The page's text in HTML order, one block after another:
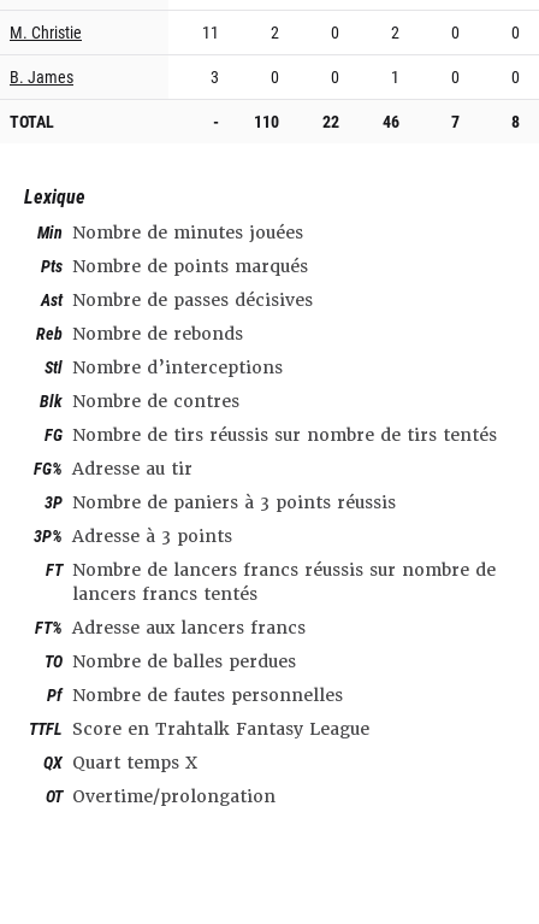
M. Christie
11 2 0 2 0
0
B. James
3 0 0 1 0
0
TOTAL
- 110 22 46 7 8
Lexique
Min Nombre de minutes jouées
Pts Nombre de points marqués
Ast Nombre de passes décisives
Reb Nombre de rebonds
Stl Nombre d’interceptions
Blk Nombre de contres
FG Nombre de tirs réussis sur nombre de tirs tentés
FG% Adresse au tir
3P Nombre de paniers à 3 points réussis
3P% Adresse à 3 points
FT Nombre de lancers francs réussis sur nombre de
lancers francs tentés
FT% Adresse aux lancers francs
TO Nombre de balles perdues
Pf Nombre de fautes personnelles
TTFL Score en Trahtalk Fantasy League
QX Quart temps X
OT Overtime/prolongation